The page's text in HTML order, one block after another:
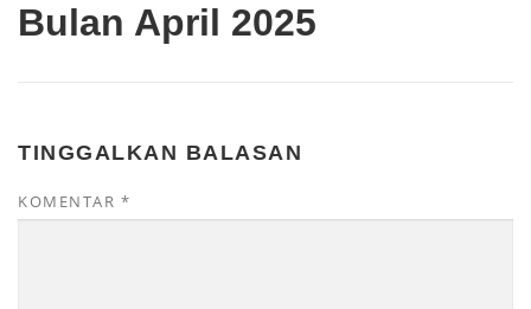
Bulan April 2025
TINGGALKAN BALASAN
KOMENTAR *